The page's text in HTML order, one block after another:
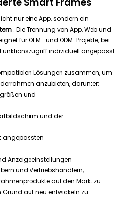
Smart Frames
nur eine App, sondern ein
. Die Trennung von App, Web und
für OEM- und ODM-Projekte, bei
individuell angepasst
Lösungen zusammen, um
anzubieten, darunter:
und
und der
angepassten
Anzeigeeinstellungen
und Vertriebshändlern,
auf den Markt zu
auf neu entwickeln zu